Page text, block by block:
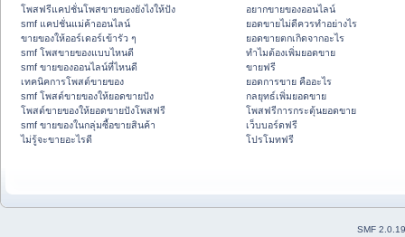
โพสฟรีแคปชั่นโพสขายของยังไงให้ปัง
smf แคปชั่นแม่ค้าออนไลน์
ขายของให้ออร์เดอร์เข้ารัว ๆ
smf โพสขายของแบบไหนดี
smf ขายของออนไลน์ที่ไหนดี
เทคนิคการโพสต์ขายของ
smf โพสต์ขายของให้ยอดขายปัง
โพสต์ขายของให้ยอดขายปังโพสฟรี
smf ขายของในกลุ่มซื้อขายสินค้า
ไม่รู้จะขายอะไรดี
อยากขายของออนไลน์
ยอดขายไม่ดีควรทำอย่างไร
ยอดขายตกเกิดจากอะไร
ทำไมต้องเพิ่มยอดขาย
ขายฟรี
ยอดการขาย คืออะไร
กลยุทธ์เพิ่มยอดขาย
โพสฟรีการกระตุ้นยอดขาย
เว็บบอร์ดฟรี
โปรโมทฟรี
SMF 2.0.19